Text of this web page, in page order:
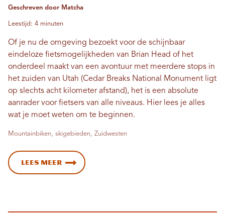
Geschreven door Matcha
Leestijd: 4 minuten
Of je nu de omgeving bezoekt voor de schijnbaar
eindeloze fietsmogelijkheden van Brian Head of het
onderdeel maakt van een avontuur met meerdere stops in
het zuiden van Utah (Cedar Breaks National Monument ligt
op slechts acht kilometer afstand), het is een absolute
aanrader voor fietsers van alle niveaus. Hier lees je alles
wat je moet weten om te beginnen.
Mountainbiken, skigebieden, Zuidwesten
Lees meer